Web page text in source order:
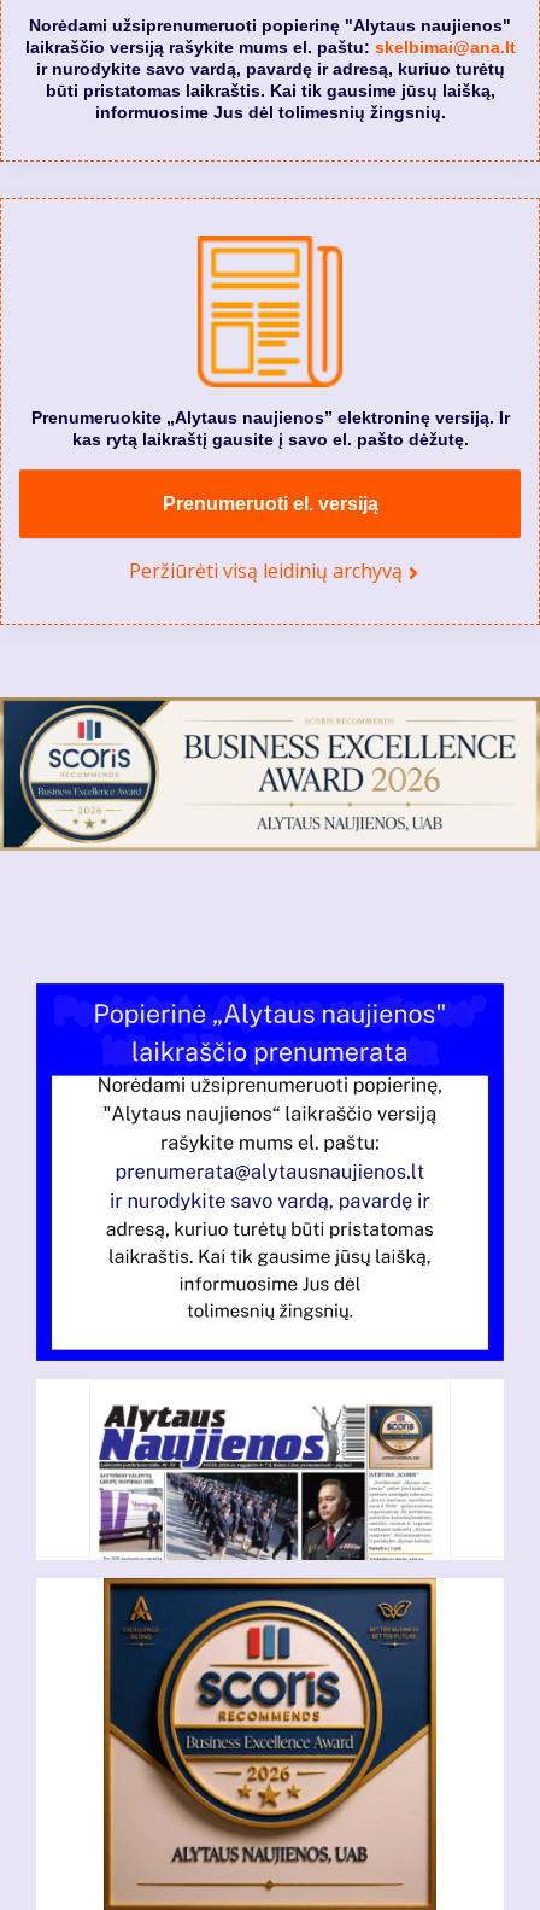
Norėdami užsiprenumeruoti popierinę "Alytaus naujienos"
laikraščio versiją rašykite mums el. paštu: skelbimai@ana.lt
ir nurodykite savo vardą, pavardę ir adresą, kuriuo turėtų
būti pristatomas laikraštis. Kai tik gausime jūsų laišką,
informuosime Jus dėl tolimesnių žingsnių.
Prenumeruokite „Alytaus naujienos” elektroninę versiją. Ir
kas rytą laikraštį gausite į savo el. pašto dėžutę.
Prenumeruoti el. versiją
Peržiūrėti visą leidinių archyvą